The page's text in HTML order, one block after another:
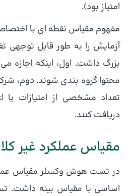
امتیاز بود).
مفهوم مقیاس نقطه ای با
آزمایش را به طور قابل توجهی
بزرگ داشت. اول، اینکه اجازه
محتوا گروه بندی شوند. دوم،
تعداد مشخصی از امتیازات یا
دریافت کنند.
مقیاس عملکرد غیر
در تست هوش وکسلر مقیاس
اساسی با مقیاس بینه داشت.